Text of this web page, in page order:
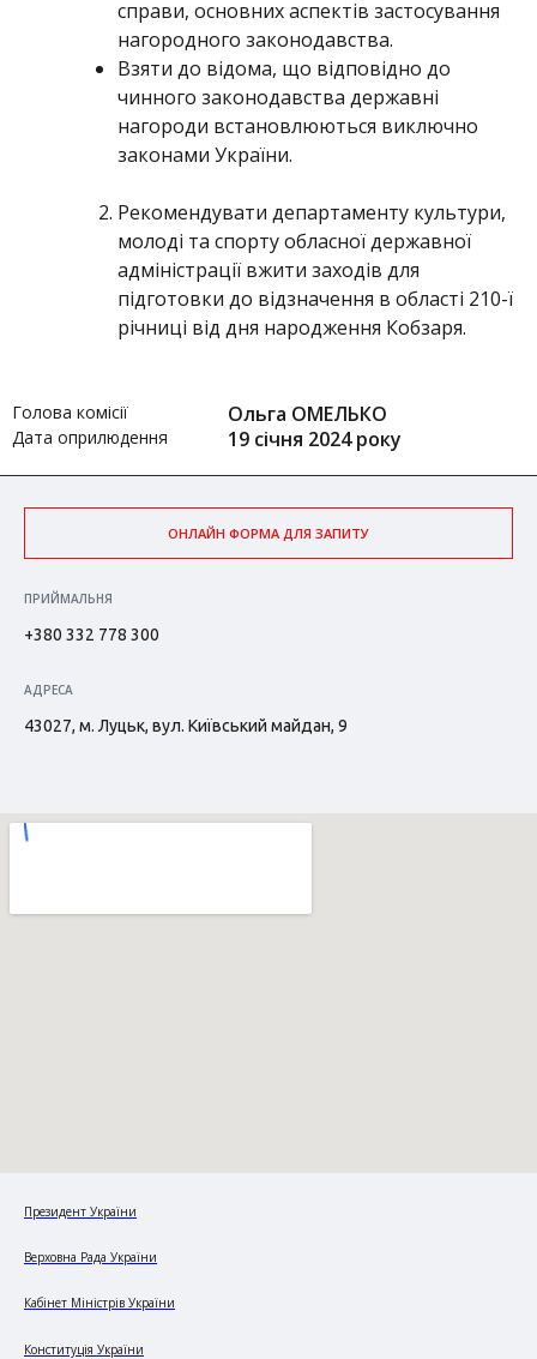
справи, основних аспектів застосування
нагородного законодавства.
Взяти до відома, що відповідно до
чинного законодавства державні
нагороди встановлюються виключно
законами України.
Рекомендувати департаменту культури,
молоді та спорту обласної державної
адміністрації вжити заходів для
підготовки до відзначення в області 210-ї
річниці від дня народження Кобзаря.
Голова комісії Ольга ОМЕЛЬКО
Дата оприлюдення 19 січня 2024 року
ОНЛАЙН ФОРМА ДЛЯ ЗАПИТУ
ПРИЙМАЛЬНЯ
+380 332 778 300
АДРЕСА
43027, м. Луцьк, вул. Київський майдан, 9
Президент України
Верховна Рада України
Кабінет Міністрів України
Конституція України